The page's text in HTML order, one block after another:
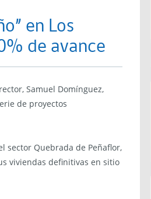
en Los
de avance
Samuel Domínguez,
de proyectos
sector Quebrada de Peñaflor,
viviendas definitivas en sitio